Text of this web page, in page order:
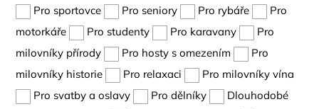
Pro sportovce
Pro seniory Pro rybáře
Pro
motorkáře
Pro studenty Pro karavany
Pro
milovníky přírody
Pro hosty s omezením
Pro
milovníky historie
Pro relaxaci
Pro milovníky vína
Pro svatby a oslavy
Pro dělníky
Dlouhodobé